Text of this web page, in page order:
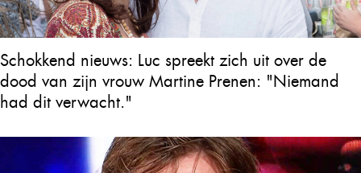
Schokkend nieuws: Luc spreekt zich uit over de
dood van zijn vrouw Martine Prenen: "Niemand
had dit verwacht."